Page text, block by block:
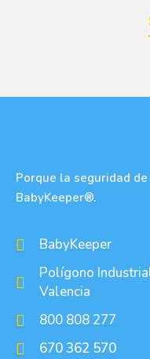
Porque la seguridad
BabyKeeper®.
BabyKeeper
Polígono
Valencia
800 808 277
670 362 570